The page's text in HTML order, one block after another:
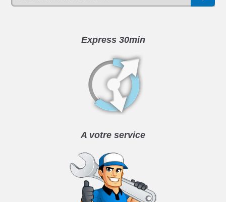
Express 30min
A votre service